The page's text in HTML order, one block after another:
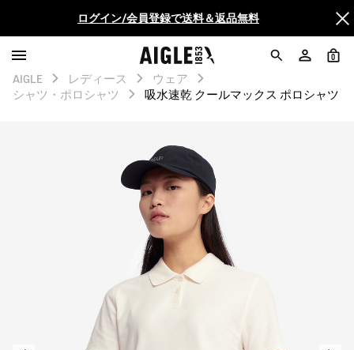
ログイン/会員登録で送料＆返品無料
AIGLE CLUB ポイントサービス終了のお知らせ
【最大50%OFF】FINAL SALEがスタート！
AIGLE CLUB ポイントサービス終了のお知らせ
0
AIGLE レディース
ウェア
シャツ・ポロシャツ
吸水速乾 クールマックス ポロシャツ